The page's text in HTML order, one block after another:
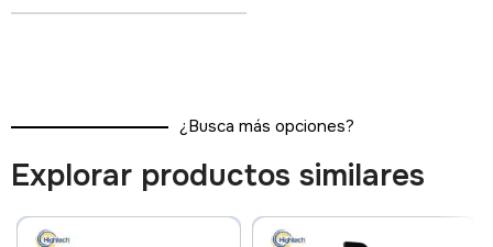
¿Busca más opciones?
Explorar productos similares